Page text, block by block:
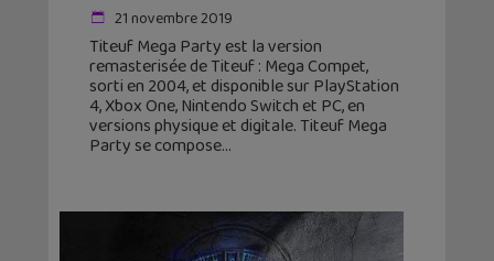
21 novembre 2019
Titeuf Mega Party est la version
remasterisée de Titeuf : Mega Compet,
sorti en 2004, et disponible sur PlayStation
4, Xbox One, Nintendo Switch et PC, en
versions physique et digitale. Titeuf Mega
Party se compose